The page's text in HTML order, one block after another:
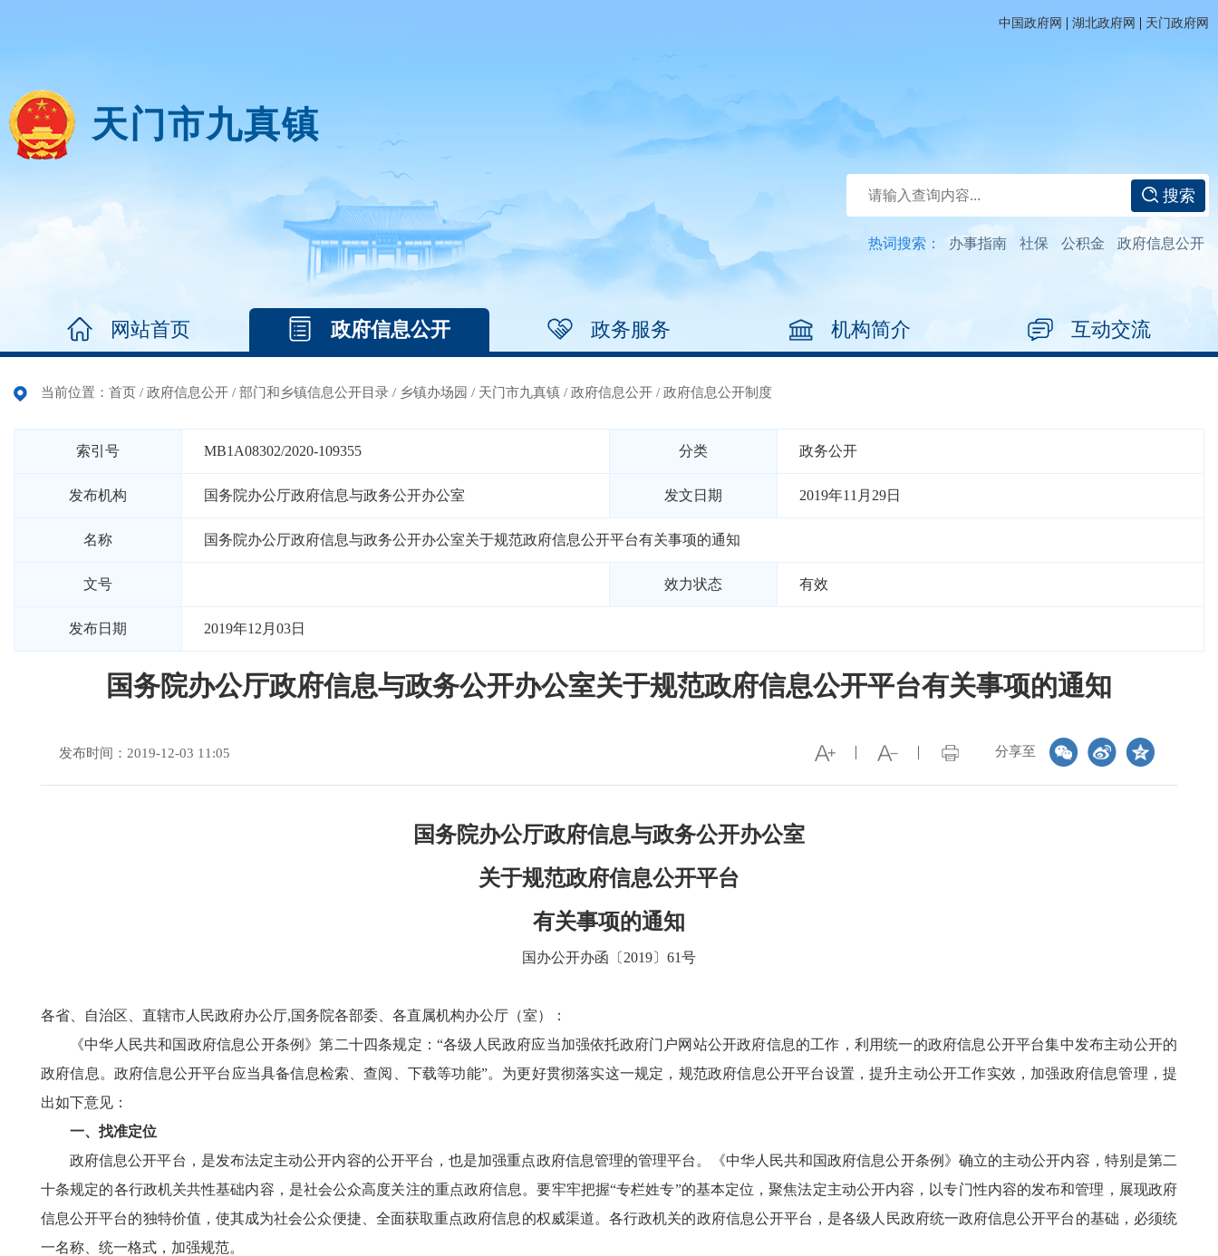
中国政府网 | 湖北政府网 | 天门政府网
天门市九真镇
搜索
热词搜索： 办事指南 社保 公积金 政府信息公开
网站首页 政府信息公开 政务服务 机构简介 互动交流
当前位置： 首页 / 政府信息公开 / 部门和乡镇信息公开目录 / 乡镇办场园 / 天门市九真镇 / 政府信息公开 / 政府信息公开制度
索引号 MB1A08302/2020-109355 分类 政务公开
发布机构 国务院办公厅政府信息与政务公开办公室 发文日期 2019年11月29日
名称 国务院办公厅政府信息与政务公开办公室关于规范政府信息公开平台有关事项的通知
文号 效力状态 有效
发布日期 2019年12月03日
国务院办公厅政府信息与政务公开办公室关于规范政府信息公开平台有关事项的通知
分享至
发布时间：2019-12-03 11:05
国务院办公厅政府信息与政务公开办公室
关于规范政府信息公开平台
有关事项的通知
国办公开办函〔2019〕61号
各省、自治区、直辖市人民政府办公厅,国务院各部委、各直属机构办公厅（室）：
《中华人民共和国政府信息公开条例》第二十四条规定：“各级人民政府应当加强依托政府门户网站公开政府信息的工作，利用统一的政府信息公开平台集中发布主动公开的
政府信息。政府信息公开平台应当具备信息检索、查阅、下载等功能”。为更好贯彻落实这一规定，规范政府信息公开平台设置，提升主动公开工作实效，加强政府信息管理，提
出如下意见：
一、找准定位
政府信息公开平台，是发布法定主动公开内容的公开平台，也是加强重点政府信息管理的管理平台。《中华人民共和国政府信息公开条例》确立的主动公开内容，特别是第二
十条规定的各行政机关共性基础内容，是社会公众高度关注的重点政府信息。要牢牢把握“专栏姓专”的基本定位，聚焦法定主动公开内容，以专门性内容的发布和管理，展现政府
信息公开平台的独特价值，使其成为社会公众便捷、全面获取重点政府信息的权威渠道。各行政机关的政府信息公开平台，是各级人民政府统一政府信息公开平台的基础，必须统
一名称、统一格式，加强规范。